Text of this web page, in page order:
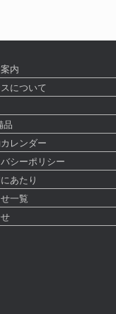
内
について
品
レンダー
シーポリシー
あたり
一覧